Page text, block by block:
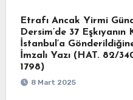
Etrafı Ancak Yirmi
Dersim’de 37 Eşkıyanın
İstanbul’a
İmzalı Yazı (HAT. 82/
1798)
8 Mart 2025